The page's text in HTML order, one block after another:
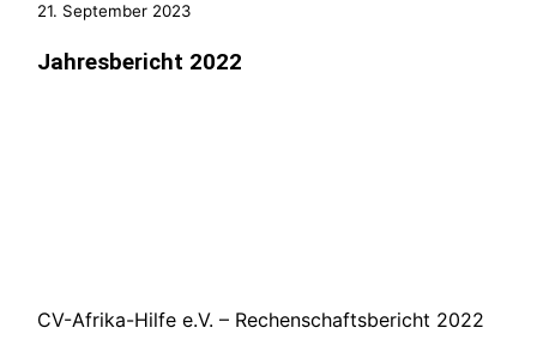
21. September 2023
Jahresbericht 2022
CV-Afrika-Hilfe e.V. – Rechenschaftsbericht 2022